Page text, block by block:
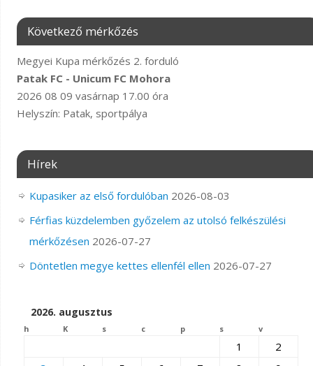
Következő mérkőzés
Megyei Kupa mérkőzés 2. forduló
Patak FC - Unicum FC Mohora
2026 08 09 vasárnap 17.00 óra
Helyszín: Patak, sportpálya
Hírek
Kupasiker az első fordulóban 2026-08-03
Férfias küzdelemben győzelem az utolsó felkészülési
mérkőzésen 2026-07-27
Döntetlen megye kettes ellenfél ellen 2026-07-27
2026. augusztus
h K s c p s v
1
2